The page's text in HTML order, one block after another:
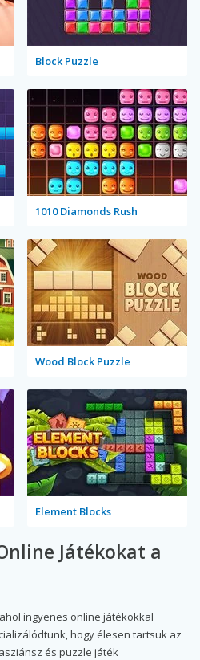
Block Puzzle
1010 Diamonds Rush
Wood Block Puzzle
Element Blocks
Játékokat a
ingyenes online játékokkal
hogy élesen tartsuk az
és puzzle játék